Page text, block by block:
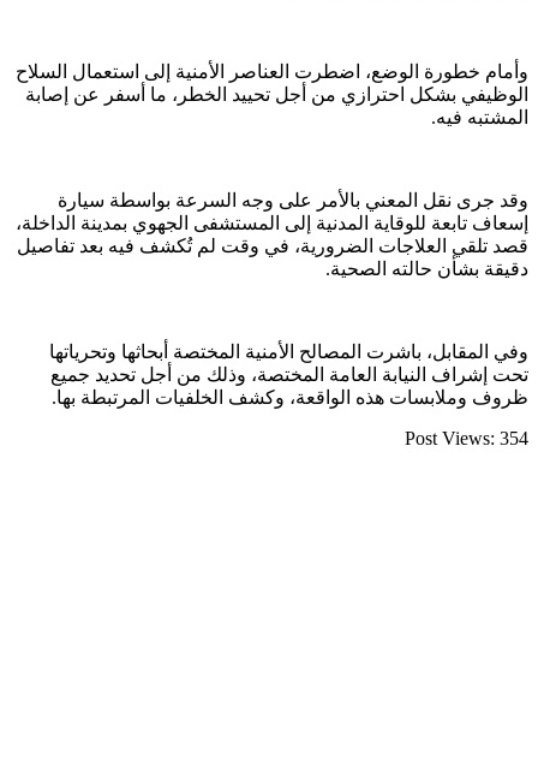
وأمام خطورة الوضع، اضطرت العناصر الأمنية إلى استعمال السلاح
الوظيفي بشكل احترازي من أجل تحييد الخطر، ما أسفر عن إصابة
المشتبه فيه.
وقد جرى نقل المعني بالأمر على وجه السرعة بواسطة سيارة
إسعاف تابعة للوقاية المدنية إلى المستشفى الجهوي بمدينة الداخلة،
قصد تلقي العلاجات الضرورية، في وقت لم تُكشف فيه بعد تفاصيل
دقيقة بشأن حالته الصحية.
وفي المقابل، باشرت المصالح الأمنية المختصة أبحاثها وتحرياتها
تحت إشراف النيابة العامة المختصة، وذلك من أجل تحديد جميع
ظروف وملابسات هذه الواقعة، وكشف الخلفيات المرتبطة بها.
Post Views: 354